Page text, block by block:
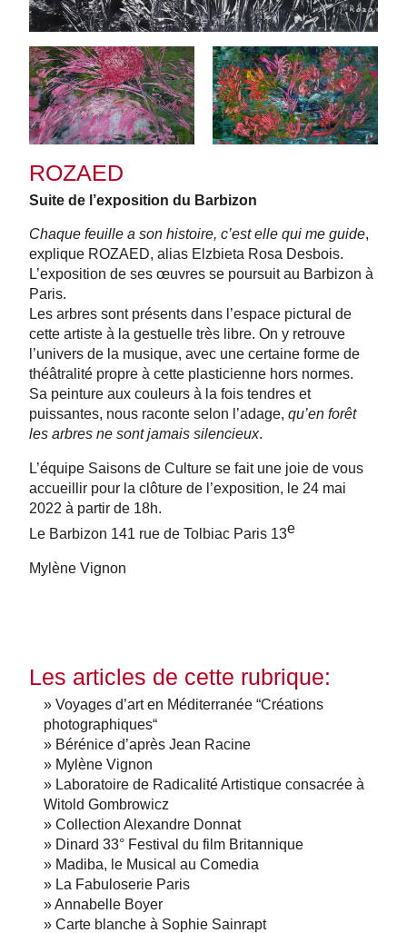
ROZAED
Suite de l’exposition du Barbizon
Chaque feuille a son histoire, c’est elle qui me guide,
explique ROZAED, alias Elzbieta Rosa Desbois.
L’exposition de ses œuvres se poursuit au Barbizon à
Paris.
Les arbres sont présents dans l’espace pictural de
cette artiste à la gestuelle très libre. On y retrouve
l’univers de la musique, avec une certaine forme de
théâtralité propre à cette plasticienne hors normes.
Sa peinture aux couleurs à la fois tendres et
puissantes, nous raconte selon l’adage, qu’en forêt
les arbres ne sont jamais silencieux.
L’équipe Saisons de Culture se fait une joie de vous
accueillir pour la clôture de l’exposition, le 24 mai
2022 à partir de 18h.
Le Barbizon 141 rue de Tolbiac Paris 13e
Mylène Vignon
Les articles de cette rubrique:
» Voyages d’art en Méditerranée “Créations
photographiques“
» Bérénice d’après Jean Racine
» Mylène Vignon
» Laboratoire de Radicalité Artistique consacrée à
Witold Gombrowicz
» Collection Alexandre Donnat
» Dinard 33° Festival du film Britannique
» Madiba, le Musical au Comedia
» La Fabuloserie Paris
» Annabelle Boyer
» Carte blanche à Sophie Sainrapt